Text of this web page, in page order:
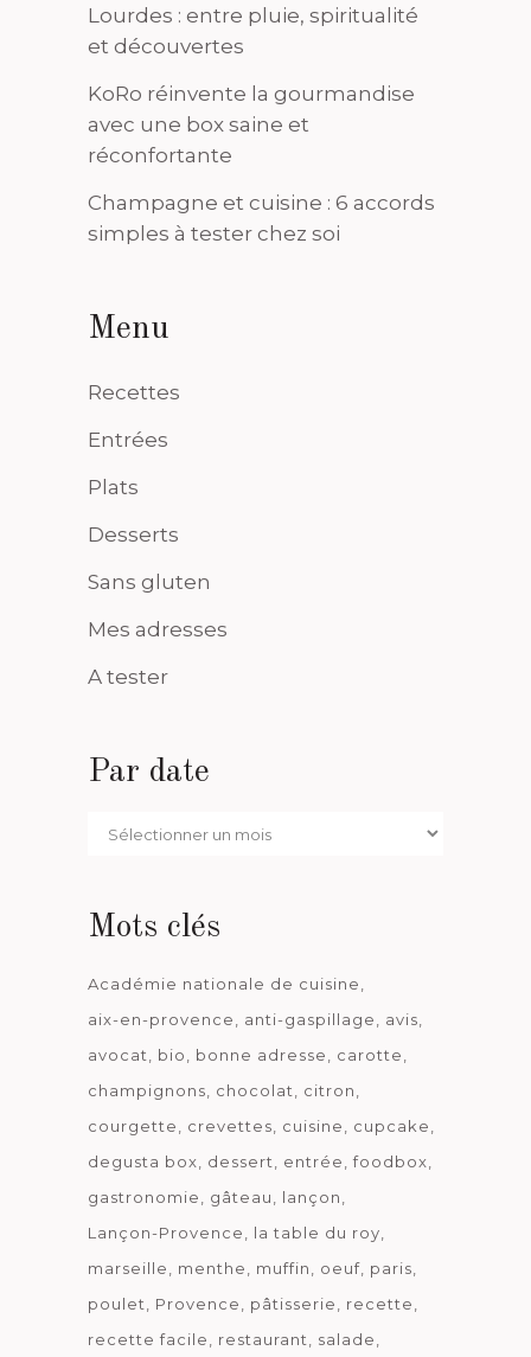
Lourdes : entre pluie, spiritualité
et découvertes
KoRo réinvente la gourmandise
avec une box saine et
réconfortante
Champagne et cuisine : 6 accords
simples à tester chez soi
Menu
Recettes
Entrées
Plats
Desserts
Sans gluten
Mes adresses
A tester
Par date
Par
Mots clés
Académie nationale de cuisine
aix-en-provence
anti-gaspillage
avis
avocat
bio bonne adresse
carotte
champignons
chocolat
citron
courgette
crevettes cuisine
cupcake
degusta box
dessert entrée
foodbox
gastronomie
gâteau
lançon
Lançon-Provence
la table du roy
marseille
menthe muffin oeuf paris
poulet
Provence pâtisserie
recette
recette facile
restaurant
salade